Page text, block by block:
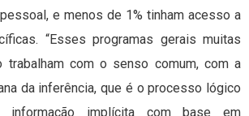
e menos de 1% tinham acesso a
“Esses programas gerais muitas
trabalham com o senso comum, com a
da inferência, que é o processo lógico
informação implícita com base em